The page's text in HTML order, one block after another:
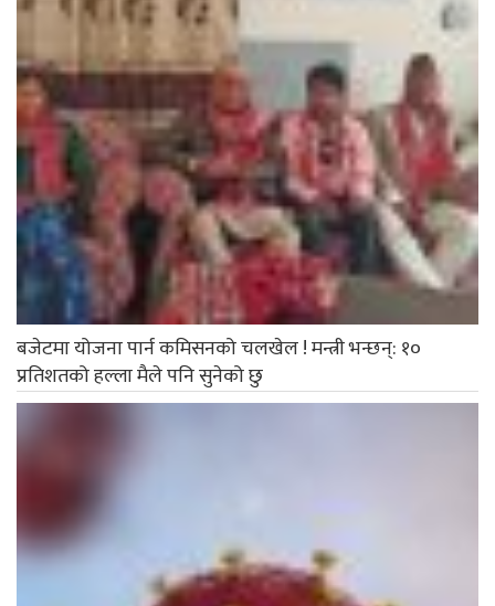
बजेटमा योजना पार्न कमिसनको चलखेल ! मन्त्री भन्छन्: १०
प्रतिशतको हल्ला मैले पनि सुनेको छु